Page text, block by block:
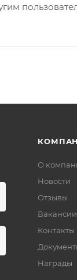
О
Новости
Отзывы
Вакансии
Контакты
Награды